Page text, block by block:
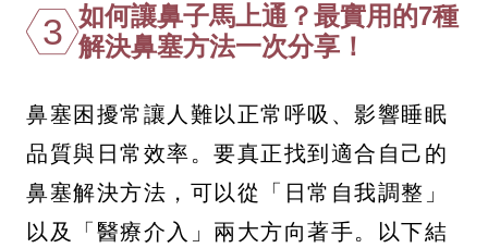
3 如何讓鼻子馬上通？最實用的7種
解決鼻塞方法一次分享！
鼻塞困擾常讓人難以正常呼吸、影響睡眠
品質與日常效率。要真正找到適合自己的
鼻塞解決方法，可以從「日常自我調整」
以及「醫療介入」兩大方向著手。以下結